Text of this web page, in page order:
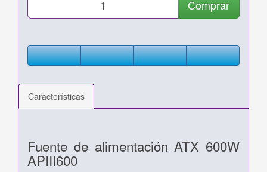
Comprar
Características
Fuente de alimentación ATX 600W
APIII600